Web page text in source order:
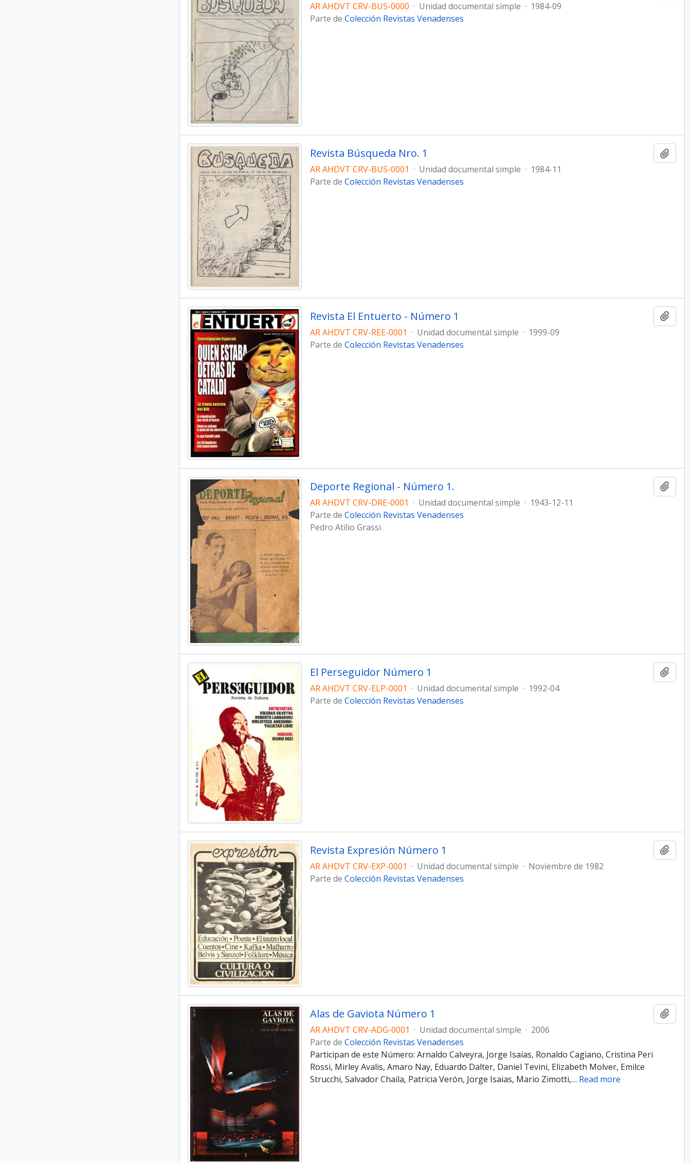
AR AHDVT CRV-BUS-0000 · Unidad documental simple · 1984-09
Parte de Colección Revistas Venadenses
Revista Búsqueda Nro. 1
AR AHDVT CRV-BUS-0001 · Unidad documental simple · 1984-11
Parte de Colección Revistas Venadenses
Revista El Entuerto - Número 1
AR AHDVT CRV-REE-0001 · Unidad documental simple · 1999-09
Parte de Colección Revistas Venadenses
Deporte Regional - Número 1.
AR AHDVT CRV-DRE-0001 · Unidad documental simple · 1943-12-11
Parte de Colección Revistas Venadenses
Pedro Atilio Grassi
El Perseguidor Número 1
AR AHDVT CRV-ELP-0001 · Unidad documental simple · 1992-04
Parte de Colección Revistas Venadenses
Revista Expresión Número 1
AR AHDVT CRV-EXP-0001 · Unidad documental simple · Noviembre de 1982
Parte de Colección Revistas Venadenses
Alas de Gaviota Número 1
AR AHDVT CRV-ADG-0001 · Unidad documental simple · 2006
Parte de Colección Revistas Venadenses
Participan de este Número: Arnaldo Calveyra, Jorge Isaías, Ronaldo Cagiano, Cristina Peri
Rossi, Mirley Avalis, Amaro Nay, Eduardo Dalter, Daniel Tevini, Elizabeth Molver, Emilce
Strucchi, Salvador Chaila, Patricia Verón, Jorge Isaias, Mario Zimotti,… Read more